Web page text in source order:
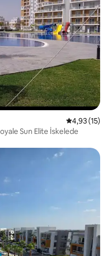
Évaluation
4,93 (15)
Sun Elite İskelede